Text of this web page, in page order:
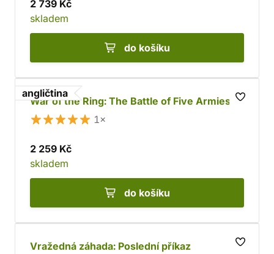
2 739 Kč
skladem
do košíku
angličtina
War of the Ring: The Battle of Five Armies
1×
2 259 Kč
skladem
do košíku
Vražedná záhada: Poslední příkaz